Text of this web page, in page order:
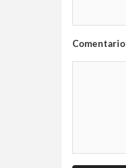
Comentario